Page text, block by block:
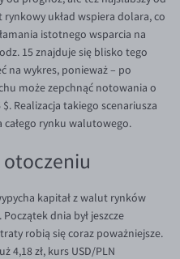
układ wspiera dolara, co
istotnego wsparcia na
15 znajduje się blisko tego
na wykres, ponieważ – po
może zepchnąć notowania o
Realizacja takiego scenariusza
całego rynku walutowego.
otoczeniu
kapitał z walut rynków
dnia był jeszcze
robią się coraz poważniejsze.
4,18 zł, kurs USD/PLN